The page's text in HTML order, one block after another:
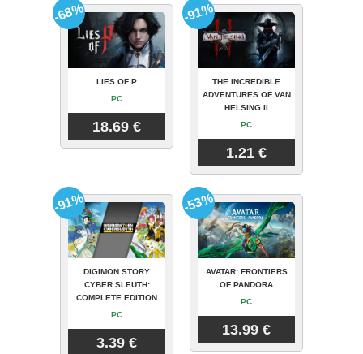
LIES OF P
PC
18.69 €
-68%
THE INCREDIBLE
ADVENTURES OF VAN
HELSING II
PC
1.21 €
-91%
DIGIMON STORY
CYBER SLEUTH:
COMPLETE EDITION
PC
3.39 €
-91%
AVATAR: FRONTIERS
OF PANDORA
PC
13.99 €
-53%